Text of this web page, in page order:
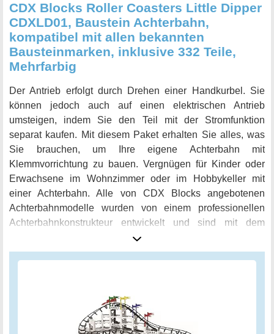
CDX Blocks Roller Coasters Little Dipper
CDXLD01, Baustein Achterbahn,
kompatibel mit allen bekannten
Bausteinmarken, inklusive 332 Teile,
Mehrfarbig
Der Antrieb erfolgt durch Drehen einer Handkurbel. Sie
können jedoch auch auf einen elektrischen Antrieb
umsteigen, indem Sie den Teil mit der Stromfunktion
separat kaufen. Mit diesem Paket erhalten Sie alles, was
Sie brauchen, um Ihre eigene Achterbahn mit
Klemmvorrichtung zu bauen. Vergnügen für Kinder oder
Erwachsene im Wohnzimmer oder im Hobbykeller mit
einer Achterbahn. Alle von CDX Blocks angebotenen
Achterbahnmodelle wurden von einem professionellen
Achterbahnkonstrukteur entwickelt und sind mit dem
beliebtesten Baukastensystem der Welt kompatibel.
Geeignet für Kinder im Alter von 6 Jahren. Perfekt für
das von CDX Blocks angeboten wird, ist für das
beliebteste Baukastensystem der Welt geeignet.
Warnungen Gehen Sie vorsichtig vor. besteht aus